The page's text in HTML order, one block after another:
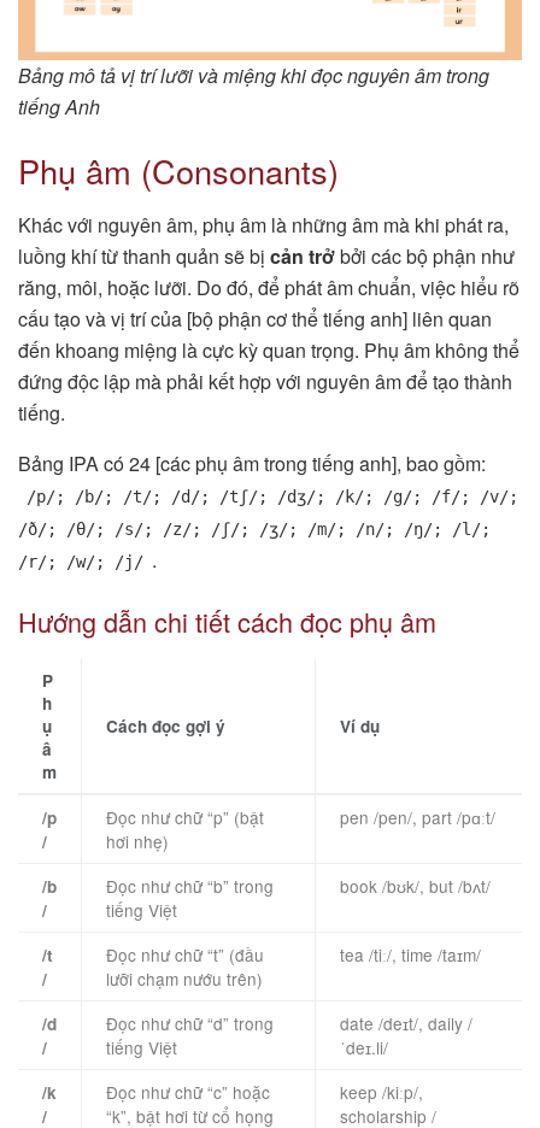
Bảng mô tả vị trí lưỡi và miệng khi đọc nguyên âm trong
tiếng Anh
Phụ âm (Consonants)
Khác với nguyên âm, phụ âm là những âm mà khi phát ra,
luồng khí từ thanh quản sẽ bị cản trởbởi các bộ phận như
răng, môi, hoặc lưỡi. Do đó, để phát âm chuẩn, việc hiểu rõ
cấu tạo và vị trí của [bộ phận cơ thể tiếng anh] liên quan
đến khoang miệng là cực kỳ quan trọng. Phụ âm không thể
đứng độc lập mà phải kết hợp với nguyên âm để tạo thành
tiếng.
Bảng IPA có 24 [các phụ âm trong tiếng anh], bao gồm:
/p/; /b/; /t/; /d/; /tʃ/; /dʒ/; /k/; /g/; /f/; /v/;
/ð/; /θ/; /s/; /z/; /ʃ/; /ʒ/; /m/; /n/; /ŋ/; /l/;
/r/; /w/; /j/ .
Hướng dẫn chi tiết cách đọc phụ âm
P
h
ụ
â
m
Cách đọc gợi ý Ví dụ
/p
/
Đọc như chữ “p” (bật
hơi nhẹ)
pen /pen/, part /pɑːt/
/b
/
Đọc như chữ “b” trong
tiếng Việt
book /bʊk/, but /bʌt/
/t
/
Đọc như chữ “t” (đầu
lưỡi chạm nướu trên)
tea /tiː/, time /taɪm/
/d
/
Đọc như chữ “d” trong
tiếng Việt
date /deɪt/, daily /
ˈdeɪ.li/
/k
/
Đọc như chữ “c” hoặc
“k”, bật hơi từ cổ họng
keep /kiːp/,
scholarship /